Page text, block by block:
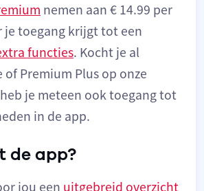
nemen aan € 14.99 per
je toegang krijgt tot een
functies. Kocht je al
of Premium Plus op onze
je meteen ook toegang tot
in de app.
de app?
jou een uitgebreid overzicht